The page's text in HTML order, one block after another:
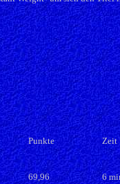
Punkte Zeit
69,96 6